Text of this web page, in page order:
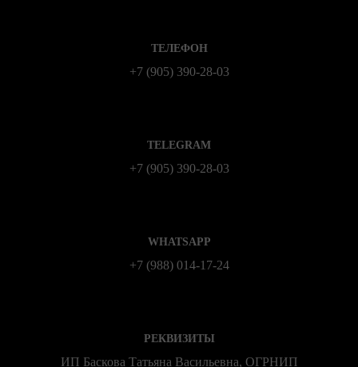
ТЕЛЕФОН
+7 (905) 390-28-03
TELEGRAM
+7 (905) 390-28-03
WHATSAPP
+7 (988) 014‑17‑24
РЕКВИЗИТЫ
ИП Баскова Татьяна Васильевна, ОГРНИП